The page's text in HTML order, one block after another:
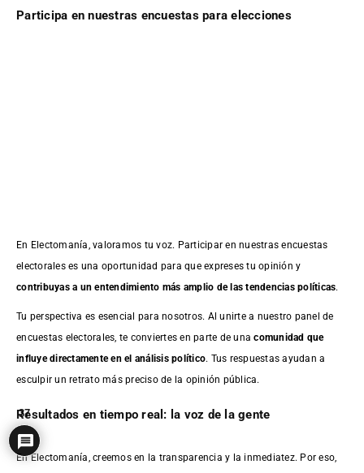
Participa en nuestras encuestas para elecciones
En Electomanía, valoramos tu voz. Participar en nuestras encuestas
electorales es una oportunidad para que expreses tu opinión y
contribuyas a un entendimiento más amplio de las tendencias políticas.
Tu perspectiva es esencial para nosotros. Al unirte a nuestro panel de
encuestas electorales, te conviertes en parte de unacomunidad que
influye directamente en el análisis político. Tus respuestas ayudan a
esculpir un retrato más preciso de la opinión pública.
Resultados en tiempo real: la voz de la gente
En Electomanía, creemos en la transparencia y la inmediatez. Por eso,
37